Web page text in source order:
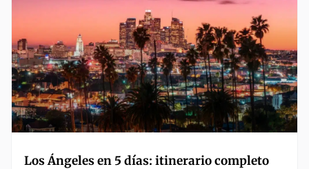
Los Ángeles en 5 días: itinerario completo